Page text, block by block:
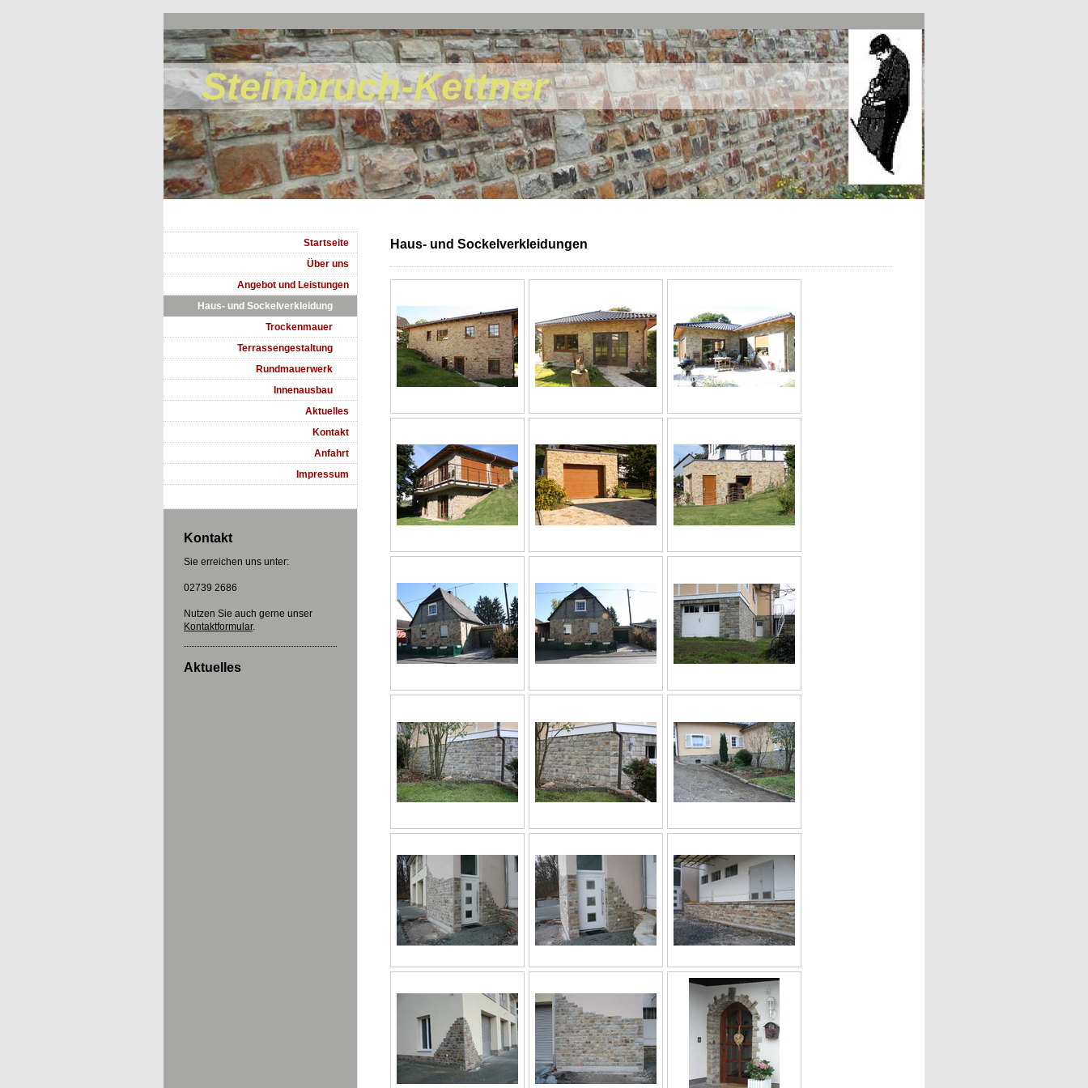
Steinbruch-Kettner
Haus- und Sockelverkleidungen
Startseite
Über uns
Angebot und Leistungen
Haus- und Sockelverkleidung
Trockenmauer
Terrassengestaltung
Rundmauerwerk
Innenausbau
Aktuelles
Kontakt
Anfahrt
Impressum
Kontakt
Sie erreichen uns unter:
02739 2686
Nutzen Sie auch gerne unser
Kontaktformular.
Aktuelles